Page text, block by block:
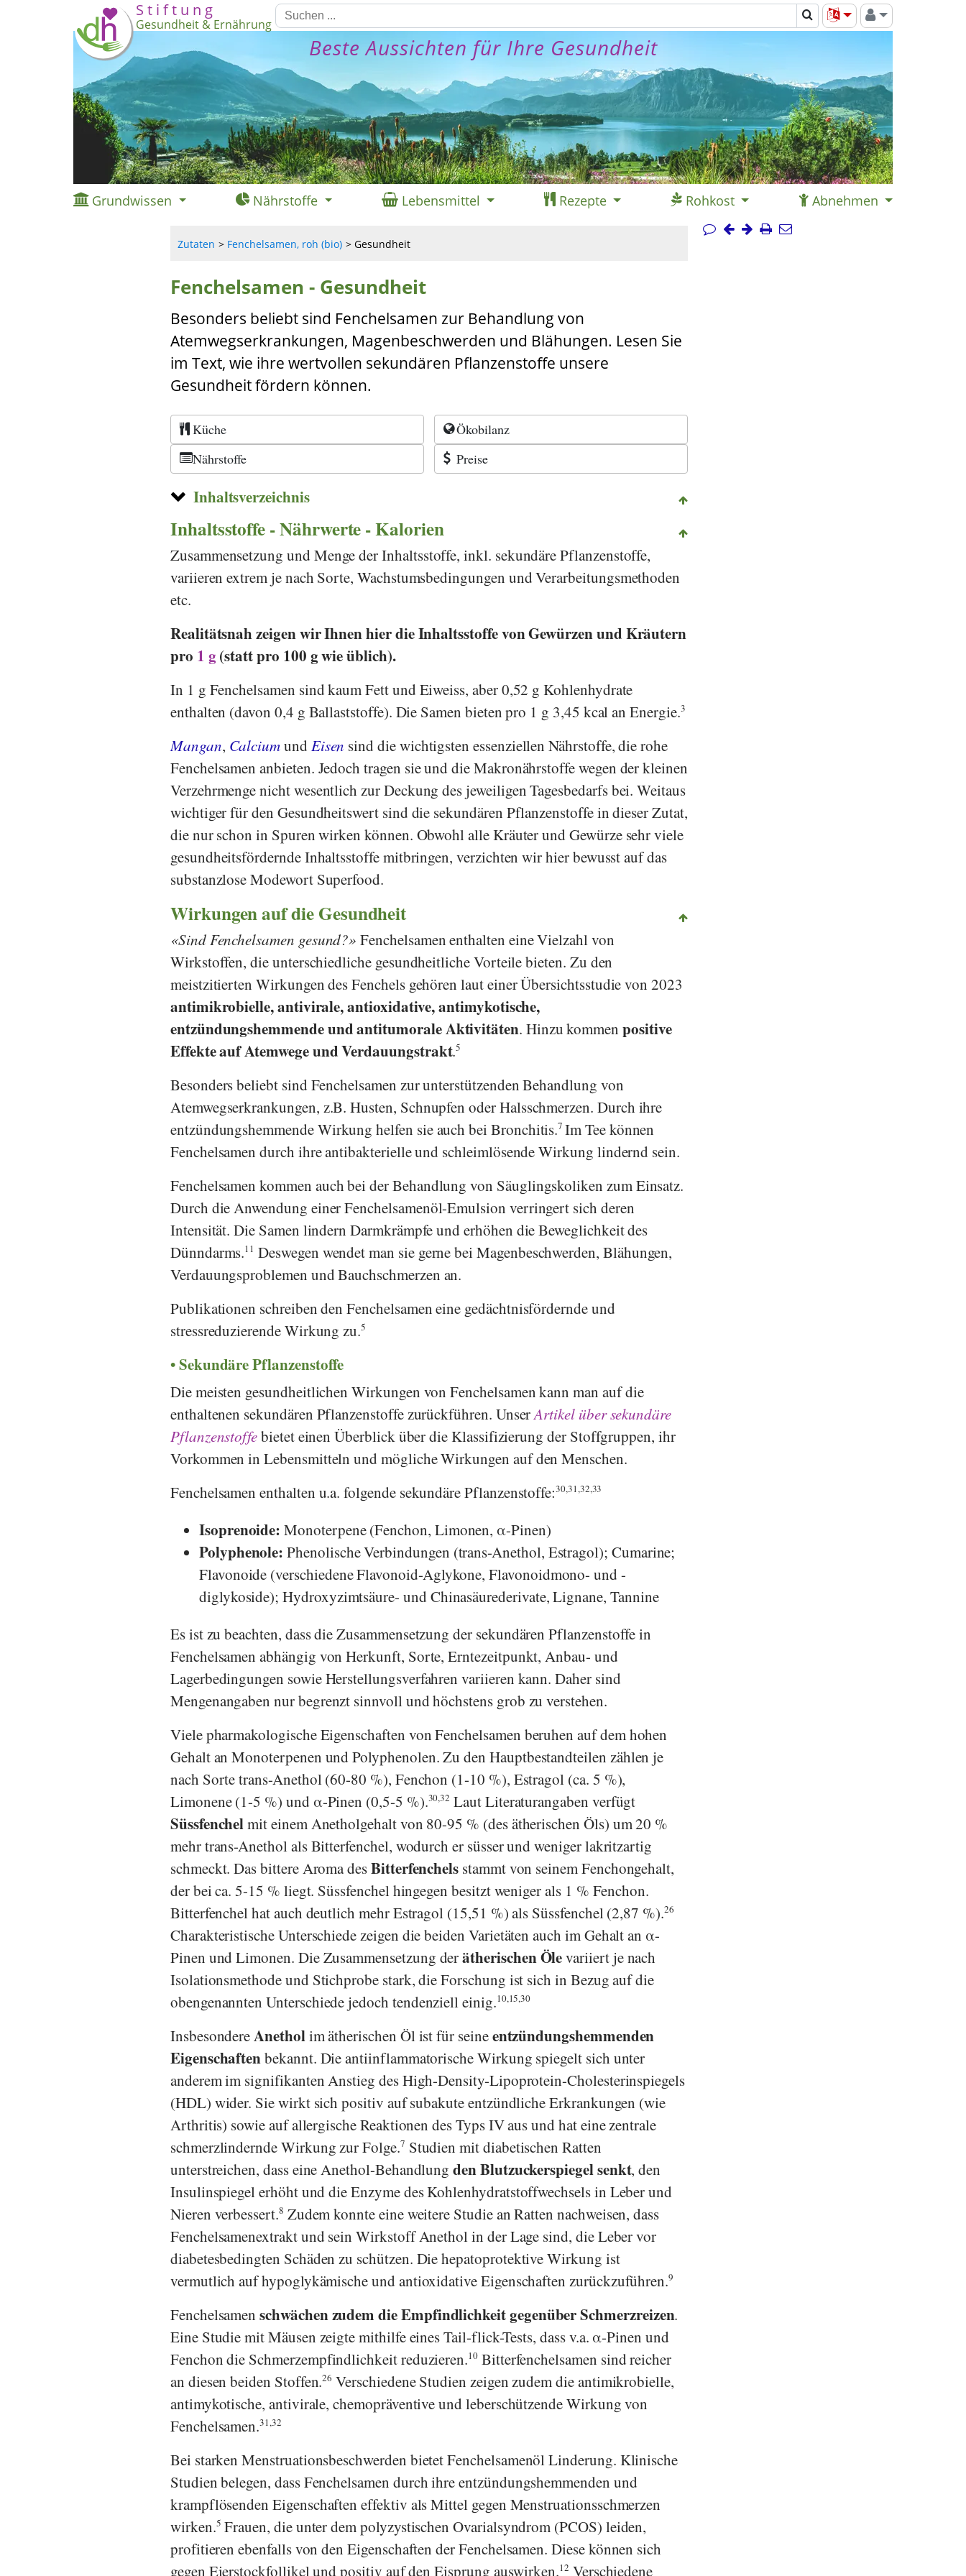
S t i f t u n g
Gesundheit & Ernährung
Beste Aussichten für Ihre Gesundheit
Grundwissen Nährstoffe Lebensmittel Rezepte Rohkost Abnehmen
Zutaten Fenchelsamen, roh (bio) Gesundheit
Fenchelsamen - Gesundheit
Besonders beliebt sind Fenchelsamen zur Behandlung von
Atemwegserkrankungen, Magenbeschwerden und Blähungen. Lesen Sie
im Text, wie ihre wertvollen sekundären Pflanzenstoffe unsere
Gesundheit fördern können.
Küche
Ökobilanz
Nährstoffe
Preise
Inhaltsverzeichnis
Inhaltsstoffe - Nährwerte - Kalorien
Zusammensetzung und Menge der Inhaltsstoffe, inkl. sekundäre Pflanzenstoffe,
variieren extrem je nach Sorte, Wachstumsbedingungen und Verarbeitungsmethoden
etc.
Realitätsnah zeigen wir Ihnen hier die Inhaltsstoffe von Gewürzen und Kräutern
pro 1 g (statt pro 100 g wie üblich).
In 1 g Fenchelsamen sind kaum Fett und Eiweiss, aber 0,52 g Kohlenhydrate
enthalten (davon 0,4 g Ballaststoffe). Die Samen bieten pro 1 g 3,45 kcal an Energie.3
Mangan, Calciumund Eisen sind die wichtigsten essenziellen Nährstoffe, die rohe
Fenchelsamen anbieten. Jedoch tragen sie und die Makronährstoffe wegen der kleinen
Verzehrmenge nicht wesentlich zur Deckung des jeweiligen Tagesbedarfs bei. Weitaus
wichtiger für den Gesundheitswert sind die sekundären Pflanzenstoffe in dieser Zutat,
die nur schon in Spuren wirken können. Obwohl alle Kräuter und Gewürze sehr viele
gesundheitsfördernde Inhaltsstoffe mitbringen, verzichten wir hier bewusst auf das
substanzlose Modewort Superfood.
Wirkungen auf die Gesundheit
Sind Fenchelsamen gesund? Fenchelsamen enthalten eine Vielzahl von
Wirkstoffen, die unterschiedliche gesundheitliche Vorteile bieten. Zu den
meistzitierten Wirkungen des Fenchels gehören laut einer Übersichtsstudie von 2023
antimikrobielle, antivirale, antioxidative, antimykotische,
entzündungshemmende und antitumorale Aktivitäten. Hinzu kommenpositive
Effekte auf Atemwege und Verdauungstrakt.5
Besonders beliebt sind Fenchelsamen zur unterstützenden Behandlung von
Atemwegserkrankungen, z.B. Husten, Schnupfen oder Halsschmerzen. Durch ihre
entzündungshemmende Wirkung helfen sie auch bei Bronchitis.7Im Tee können
Fenchelsamen durch ihre antibakterielle und schleimlösende Wirkung lindernd sein.
Fenchelsamen kommen auch bei der Behandlung von Säuglingskoliken zum Einsatz.
Durch die Anwendung einer Fenchelsamenöl-Emulsion verringert sich deren
Intensität. Die Samen lindern Darmkrämpfe und erhöhen die Beweglichkeit des
Dünndarms.11 Deswegen wendet man sie gerne bei Magenbeschwerden, Blähungen,
Verdauungsproblemen und Bauchschmerzen an.
Publikationen schreiben den Fenchelsamen eine gedächtnisfördernde und
stressreduzierende Wirkung zu.5
Sekundäre Pflanzenstoffe
Die meisten gesundheitlichen Wirkungen von Fenchelsamen kann man auf die
enthaltenen sekundären Pflanzenstoffe zurückführen. UnserArtikel über sekundäre
Pflanzenstoffebietet einen Überblick über die Klassifizierung der Stoffgruppen, ihr
Vorkommen in Lebensmitteln und mögliche Wirkungen auf den Menschen.
Fenchelsamen enthalten u.a. folgende sekundäre Pflanzenstoffe:30,31,32,33
Isoprenoide:Monoterpene (Fenchon, Limonen, α-Pinen)
Polyphenole:Phenolische Verbindungen (trans-Anethol, Estragol); Cumarine;
Flavonoide (verschiedene Flavonoid-Aglykone, Flavonoidmono- und -
diglykoside); Hydroxyzimtsäure- und Chinasäurederivate, Lignane, Tannine
Es ist zu beachten, dass die Zusammensetzung der sekundären Pflanzenstoffe in
Fenchelsamen abhängig von Herkunft, Sorte, Erntezeitpunkt, Anbau- und
Lagerbedingungen sowie Herstellungsverfahren variieren kann. Daher sind
Mengenangaben nur begrenzt sinnvoll und höchstens grob zu verstehen.
Viele pharmakologische Eigenschaften von Fenchelsamen beruhen auf dem hohen
Gehalt an Monoterpenen und Polyphenolen. Zu den Hauptbestandteilen zählen je
nach Sorte trans-Anethol (60-80 %), Fenchon (1-10 %), Estragol (ca. 5 %),
Limonene (1-5 %) und α-Pinen (0,5-5 %).30,32 Laut Literaturangaben verfügt
Süssfenchelmit einem Anetholgehalt von 80-95 % (des ätherischen Öls) um 20 %
mehr trans-Anethol als Bitterfenchel, wodurch er süsser und weniger lakritzartig
schmeckt. Das bittere Aroma desBitterfenchels stammt von seinem Fenchongehalt,
der bei ca. 5-15 % liegt. Süssfenchel hingegen besitzt weniger als 1 % Fenchon.
Bitterfenchel hat auch deutlich mehr Estragol (15,51 %) als Süssfenchel (2,87 %).26
Charakteristische Unterschiede zeigen die beiden Varietäten auch im Gehalt an α-
Pinen und Limonen. Die Zusammensetzung derätherischen Ölevariiert je nach
Isolationsmethode und Stichprobe stark, die Forschung ist sich in Bezug auf die
obengenannten Unterschiede jedoch tendenziell einig.10,15,30
InsbesondereAnetholim ätherischen Öl ist für seineentzündungshemmenden
Eigenschaftenbekannt. Die antiinflammatorische Wirkung spiegelt sich unter
anderem im signifikanten Anstieg des High-Density-Lipoprotein-Cholesterinspiegels
(HDL) wider. Sie wirkt sich positiv auf subakute entzündliche Erkrankungen (wie
Arthritis) sowie auf allergische Reaktionen des Typs IV aus und hat eine zentrale
schmerzlindernde Wirkung zur Folge.7 Studien mit diabetischen Ratten
unterstreichen, dass eine Anethol-Behandlungden Blutzuckerspiegel senkt, den
Insulinspiegel erhöht und die Enzyme des Kohlenhydratstoffwechsels in Leber und
Nieren verbessert.8 Zudem konnte eine weitere Studie an Ratten nachweisen, dass
Fenchelsamenextrakt und sein Wirkstoff Anethol in der Lage sind, die Leber vor
diabetesbedingten Schäden zu schützen. Die hepatoprotektive Wirkung ist
vermutlich auf hypoglykämische und antioxidative Eigenschaften zurückzuführen.9
Fenchelsamenschwächen zudem die Empfindlichkeit gegenüber Schmerzreizen.
Eine Studie mit Mäusen zeigte mithilfe eines Tail-flick-Tests, dass v.a. α-Pinen und
Fenchon die Schmerzempfindlichkeit reduzieren.10Bitterfenchelsamen sind reicher
an diesen beiden Stoffen.26 Verschiedene Studien zeigen zudem die antimikrobielle,
antimykotische, antivirale, chemopräventive und leberschützende Wirkung von
Fenchelsamen.31,32
Bei starken Menstruationsbeschwerden bietet Fenchelsamenöl Linderung. Klinische
Studien belegen, dass Fenchelsamen durch ihre entzündungshemmenden und
krampflösenden Eigenschaften effektiv als Mittel gegen Menstruationsschmerzen
wirken.5 Frauen, die unter dem polyzystischen Ovarialsyndrom (PCOS) leiden,
profitieren ebenfalls von den Eigenschaften der Fenchelsamen. Diese können sich
gegen Eierstockfollikel und positiv auf den Eisprung auswirken.12 Verschiedene